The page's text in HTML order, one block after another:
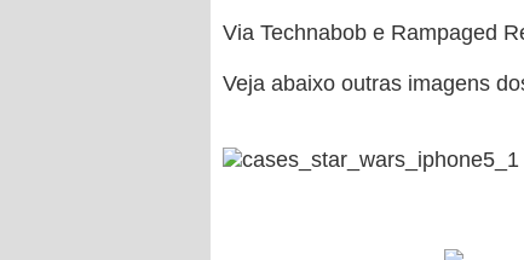
Via Technabob e Rampaged
Veja abaixo outras imagens